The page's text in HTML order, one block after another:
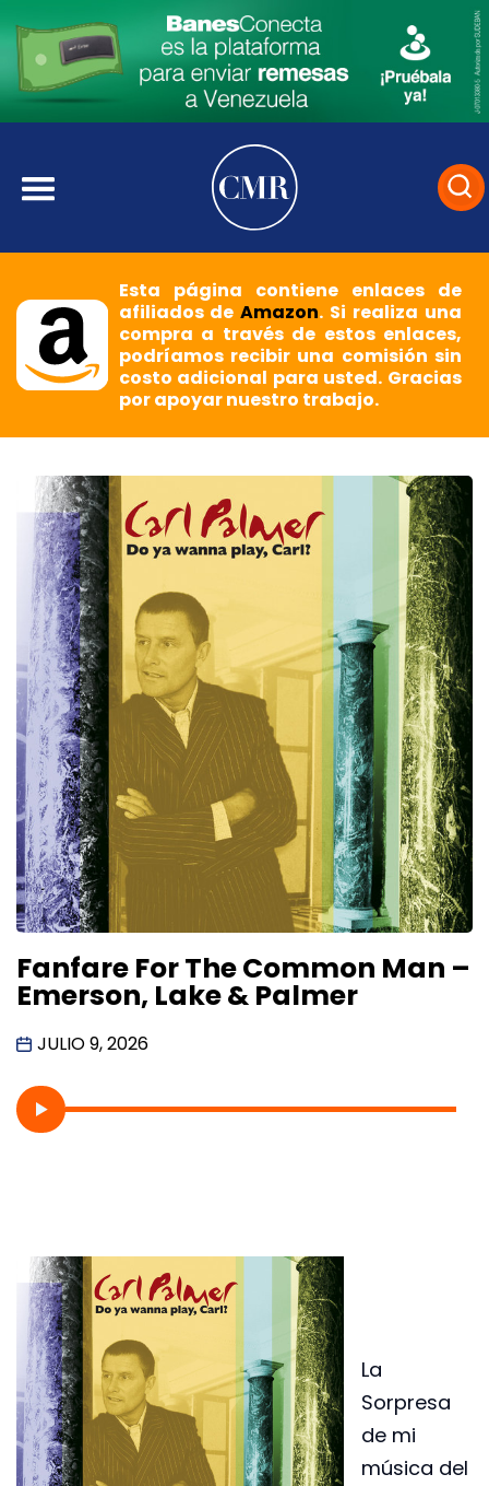
Esta página contiene enlaces de
afiliados deAmazon. Si realiza una
compra a través de estos enlaces,
podríamos recibir una comisión sin
costo adicional para usted. Gracias
por apoyar nuestro trabajo.
Fanfare For The Common Man –
Emerson, Lake & Palmer
JULIO 9, 2026
La
Sorpresa
de mi
música del